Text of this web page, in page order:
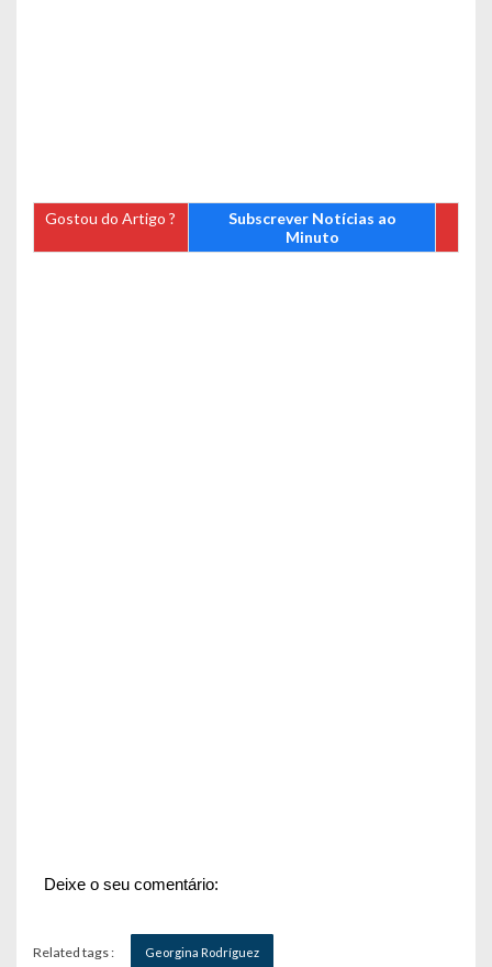
Gostou do Artigo ?
Subscrever Notícias ao
Minuto
Deixe o seu comentário:
Related tags : Georgina Rodríguez